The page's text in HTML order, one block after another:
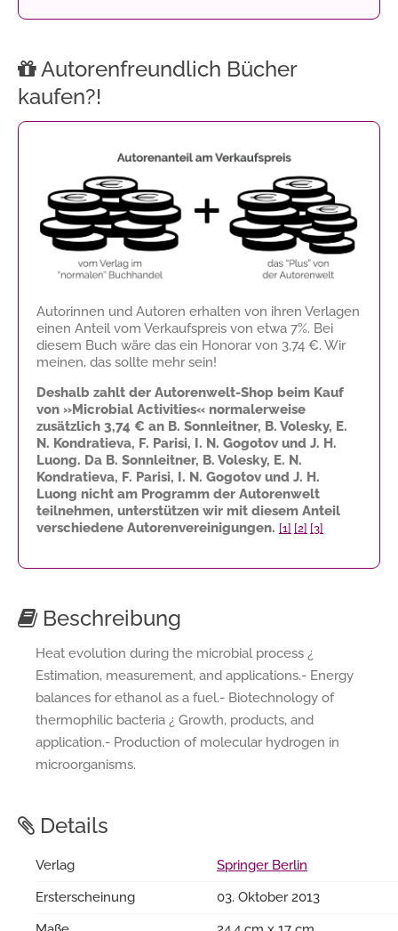
Autorenfreundlich Bücher
kaufen?!
Autorinnen und Autoren erhalten von ihren Verlagen
einen Anteil vom Verkaufspreis von etwa 7%. Bei
diesem Buch wäre das ein Honorar von 3,74 €. Wir
meinen, das sollte mehr sein!
Deshalb zahlt der Autorenwelt-Shop beim Kauf
von »Microbial Activities« normalerweise
zusätzlich 3,74 € an B. Sonnleitner, B. Volesky, E.
N. Kondratieva, F. Parisi, I. N. Gogotov und J. H.
Luong. Da B. Sonnleitner, B. Volesky, E. N.
Kondratieva, F. Parisi, I. N. Gogotov und J. H.
Luong nicht am Programm der Autorenwelt
teilnehmen, unterstützen wir mit diesem Anteil
verschiedene Autorenvereinigungen. [1] [2] [3]
Beschreibung
Heat evolution during the microbial process ¿
Estimation, measurement, and applications.- Energy
balances for ethanol as a fuel.- Biotechnology of
thermophilic bacteria ¿ Growth, products, and
application.- Production of molecular hydrogen in
microorganisms.
Details
Verlag
Springer Berlin
Ersterscheinung
03. Oktober 2013